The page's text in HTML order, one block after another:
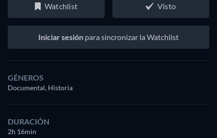
Watchlist Visto
Iniciar sesión para sincronizar la Watchlist
GÉNEROS
Documental, Historia
DURACIÓN
2h 16min